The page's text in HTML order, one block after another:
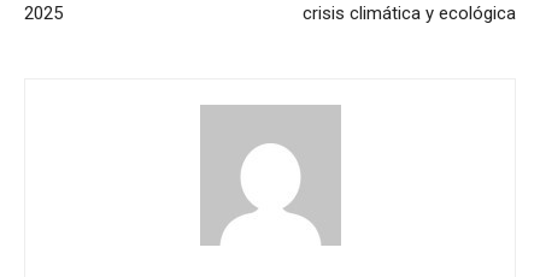
2025
crisis climática y ecológica